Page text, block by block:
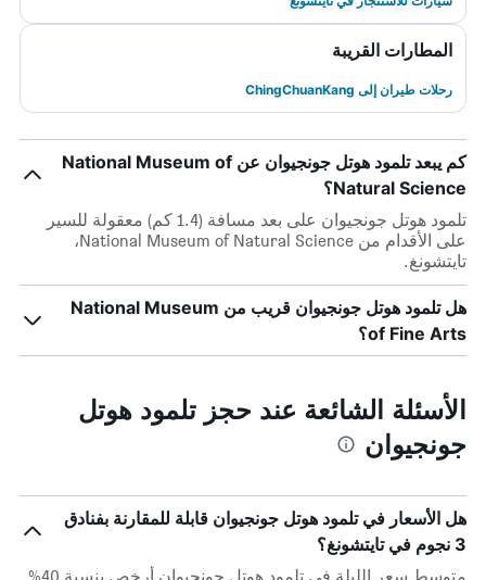
المطارات القريبة
رحلات طيران إلى ChingChuanKang
كم يبعد تلمود هوتل جونجيوان عن National Museum of
Natural Science؟
تلمود هوتل جونجيوان على بعد مسافة (1.4 كم) معقولة للسير
على الأقدام من National Museum of Natural Science،
تايتشونغ.
هل تلمود هوتل جونجيوان قريب من National Museum
of Fine Arts؟
الأسئلة الشائعة عند حجز تلمود هوتل
جونجيوان
هل الأسعار في تلمود هوتل جونجيوان قابلة للمقارنة بفنادق
3 نجوم في تايتشونغ؟